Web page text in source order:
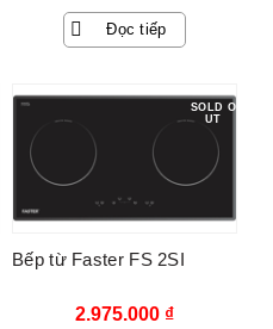
Đọc tiếp
SOLD O
UT
Bếp từ Faster FS 2SI
2.975.000 ₫